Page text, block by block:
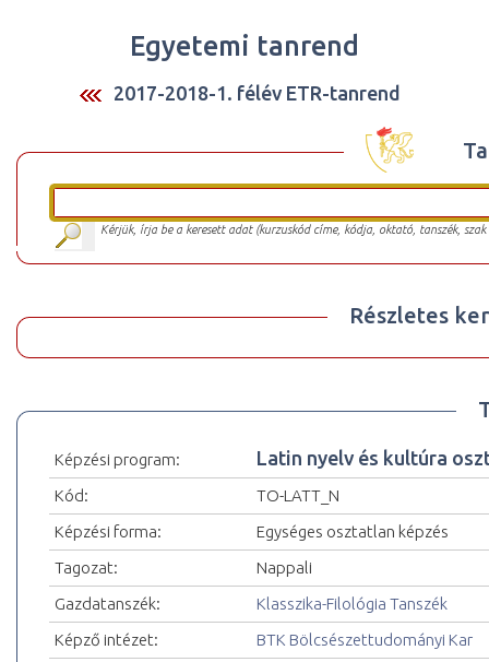
Egyetemi tanrend
2017-2018-1. félév ETR-tanrend
Kérjük, írja be a keresett adat (kurzuskód címe, kódja, oktató, tanszék,
Részletes
Képzési program: Latin nyelv és kultúra
Kód:
TO-LATT_N
Képzési forma:
Egységes osztatlan képzés
Tagozat:
Nappali
Gazdatanszék:
Klasszika-Filológia Tanszék
Képző intézet:
BTK Bölcsészettudományi Kar